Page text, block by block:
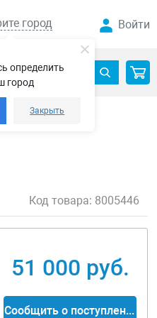
определить
город
Закрыть
город Войти
Код товара: 8005446
51 000 руб.
Сообщить о поступлении